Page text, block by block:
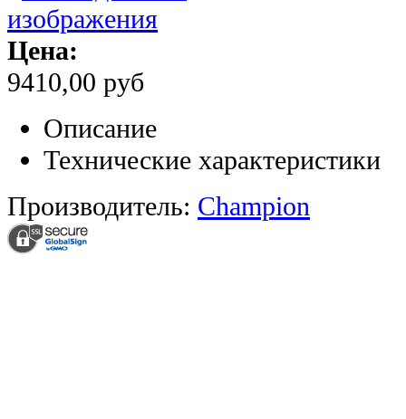
Цена:
9410,00 руб
Описание
Технические характеристики
Производитель: Champion